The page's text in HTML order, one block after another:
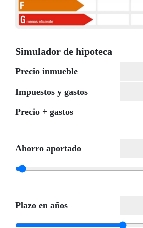
Simulador de hipoteca
Precio inmueble
Impuestos y gastos
Precio + gastos
Ahorro aportado
Plazo en años